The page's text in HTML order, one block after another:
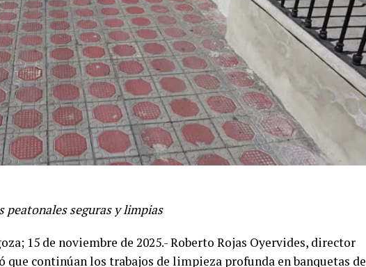
seguras y limpias
15 de noviembre de 2025.- Roberto Rojas Oyervides, director
continúan los trabajos de limpieza profunda en banquetas de